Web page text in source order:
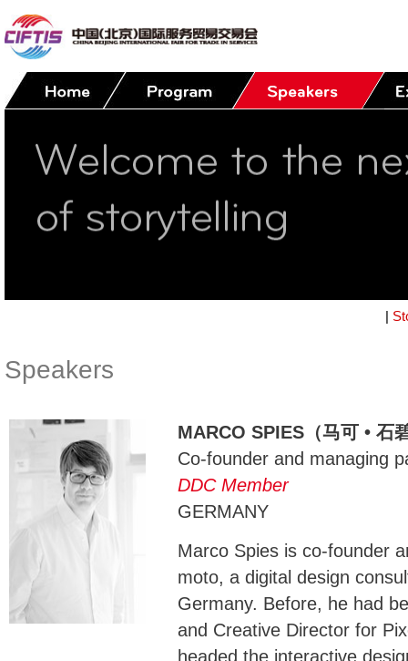
|
Speakers
MARCO SPIES（马可 • 石
Co-founder and managing
DDC Member
GERMANY
Marco Spies is co-founder
moto, a digital design
Germany. Before, he had
and Creative Director for
headed the interactive